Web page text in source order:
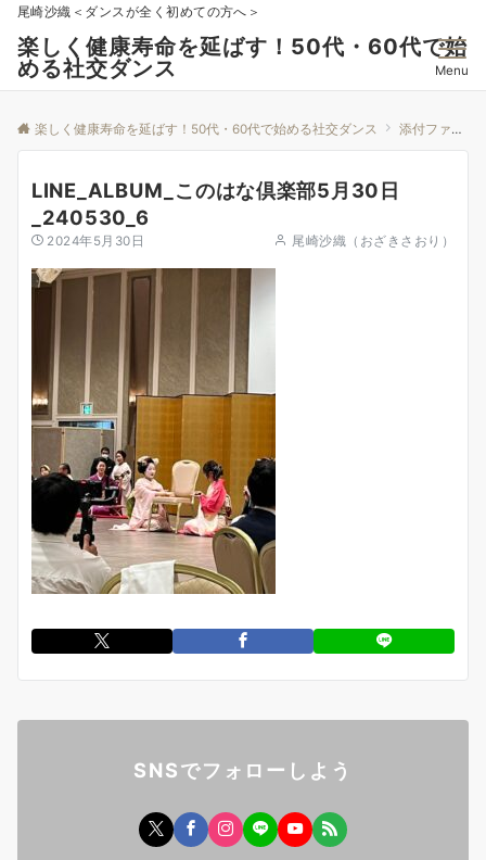
尾崎沙織＜ダンスが全く初めての方へ＞
楽しく健康寿命を延ばす！50代・60代で始
める社交ダンス
Menu
楽しく健康寿命を延ばす！50代・60代で始める社交ダンス 添付ファイル
LINE_ALBUM_このはな倶楽部5月30日
_240530_6
2024年5月30日 尾崎沙織（おざきさおり）
SNSでフォローしよう